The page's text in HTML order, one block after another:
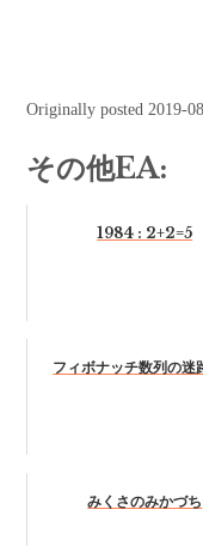
Originally posted 2019-
その他EA:
1984 : 2+2=5
フィボナッチ数列の
みくさのみかづち